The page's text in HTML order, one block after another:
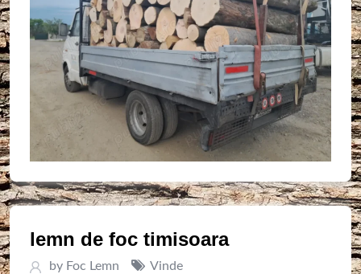
lemn de foc timisoara
by Foc Lemn Vinde